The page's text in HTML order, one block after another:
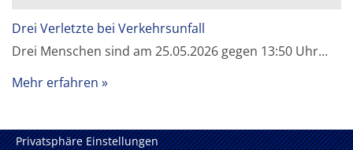
Drei Verletzte bei Verkehrsunfall
Drei Menschen sind am 25.05.2026 gegen 13:50 Uhr…
Mehr erfahren
Privatsphäre Einstellungen